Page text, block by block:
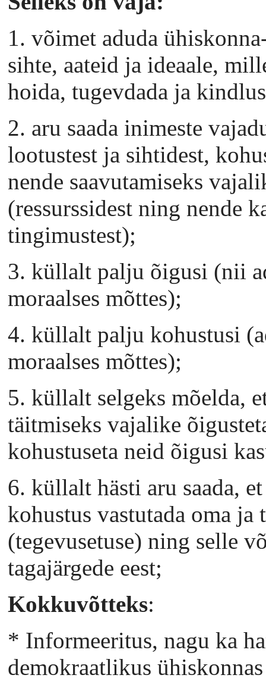
1. võimet aduda
sihte, aateid ja ideaale,
hoida, tugevdada ja
2. aru saada inimeste
lootustest ja sihtidest,
nende saavutamiseks
(ressurssidest ning nende
tingimustest);
3. küllalt palju õigusi (nii
moraalses mõttes);
4. küllalt palju kohustusi
moraalses mõttes);
5. küllalt selgeks mõelda,
täitmiseks vajalike
kohustuseta neid õigusi
6. küllalt hästi aru saada,
kohustus vastutada oma ja
(tegevusetuse) ning selle
tagajärgede eest;
Kokkuvõtteks:
* Informeeritus, nagu ka
demokraatlikus